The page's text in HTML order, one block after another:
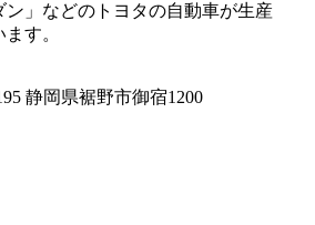
ン」などのトヨタの自動車が生産
す。
静岡県裾野市御宿1200